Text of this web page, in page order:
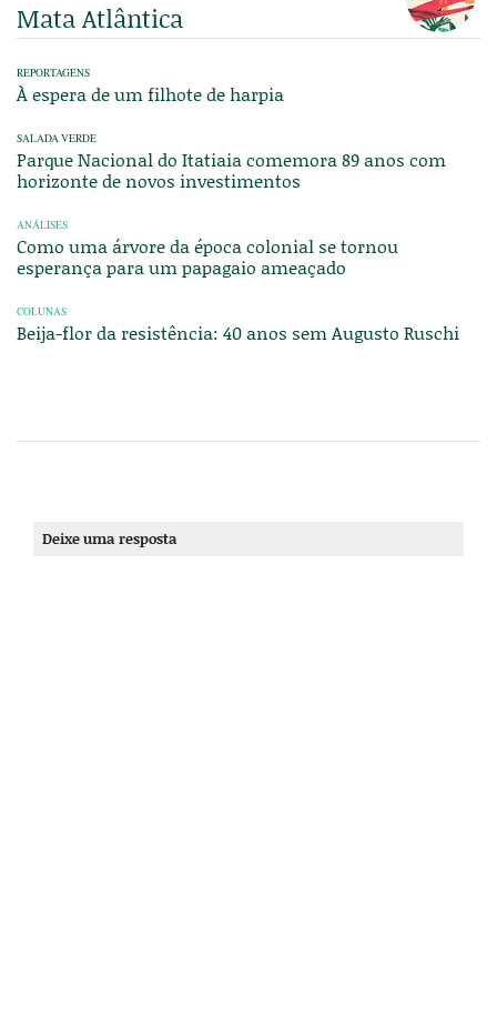
Mata Atlântica
REPORTAGENS
À espera de um filhote de harpia
SALADA VERDE
Parque Nacional do Itatiaia comemora 89 anos com
horizonte de novos investimentos
ANÁLISES
Como uma árvore da época colonial se tornou
esperança para um papagaio ameaçado
COLUNAS
Beija-flor da resistência: 40 anos sem Augusto Ruschi
Deixe uma resposta